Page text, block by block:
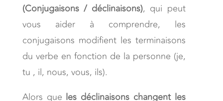
(Conjugaisons / déclinaisons), qui peut
vous aider à comprendre, les
conjugaisons modifient les terminaisons
du verbe en fonction de la personne (je,
tu , il, nous, vous, ils).
Alors que les déclinaisons changent les